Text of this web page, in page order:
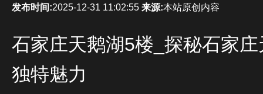
发布时间:2025-12-31 11:02:55 来源:本站原创内容
石家庄天鹅湖5楼_探秘石家
独特魅力